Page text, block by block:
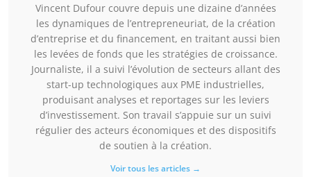
Vincent Dufour couvre depuis une dizaine d’années
les dynamiques de l’entrepreneuriat, de la création
d’entreprise et du financement, en traitant aussi bien
les levées de fonds que les stratégies de croissance.
Journaliste, il a suivi l’évolution de secteurs allant des
start-up technologiques aux PME industrielles,
produisant analyses et reportages sur les leviers
d’investissement. Son travail s’appuie sur un suivi
régulier des acteurs économiques et des dispositifs
de soutien à la création.
Voir tous les articles →